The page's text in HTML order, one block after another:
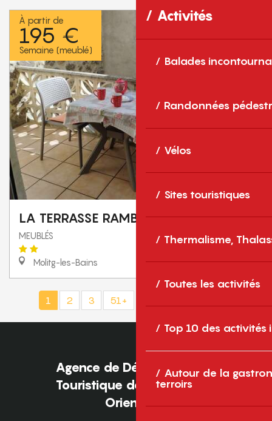
Activités
Balades
Randonnées
Vélos
Sites touristiques
Thermalisme,
Toutes les activités
Top 10 des activités
Autour de la
terroirs
À partir de
195 €
Semaine (meublé)
LA TERRASSE RAMBLA
MEUBLÉS
Molitg-les-Bains
1 2 3 51+
Agence de Développement
Touristique des Pyrénées-
Orientales